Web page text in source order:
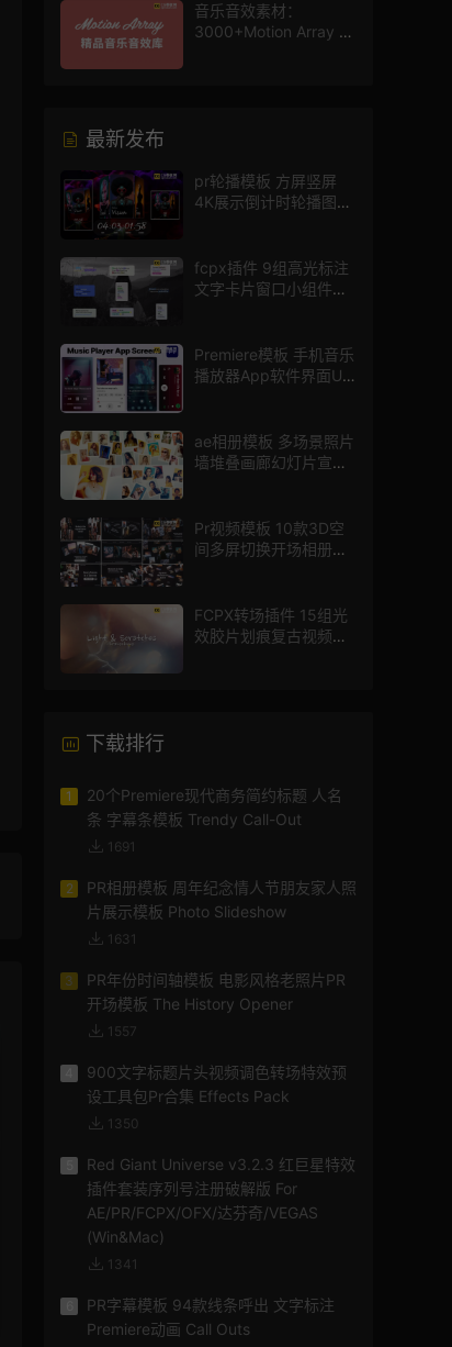
音乐音效素材：
3000+Motion Array 影
最新发布
pr轮播模板 方屏竖屏
4K展示倒计时轮播图
fcpx插件 9组高光标注
文字卡片窗口小组件浮
Premiere模板 手机音乐
播放器App软件界面UI
ae相册模板 多场景照片
墙堆叠画廊幻灯片宣传
Pr视频模板 10款3D空
间多屏切换开场相册视
FCPX转场插件 15组光
效胶片划痕复古视频过
下载排行
1
20个Premiere现代商务简约标题 人名
条 字幕条模板 Trendy Call-Out
1691
2
PR相册模板 周年纪念情人节朋友家人照
片展示模板 Photo Slideshow
1631
3
PR年份时间轴模板 电影风格老照片PR
开场模板 The History Opener
1557
900文字标题片头视频调色转场特效预
设工具包Pr合集 Effects Pack
1350
Red Giant Universe v3.2.3 红巨星特效
插件套装序列号注册破解版 For
AE/PR/FCPX/OFX/达芬奇/VEGAS
(Win&Mac)
1341
PR字幕模板 94款线条呼出 文字标注
Premiere动画 Call Outs